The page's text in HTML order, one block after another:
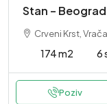
Stan –
Crveni Krst,
174 m2 6
Poziv